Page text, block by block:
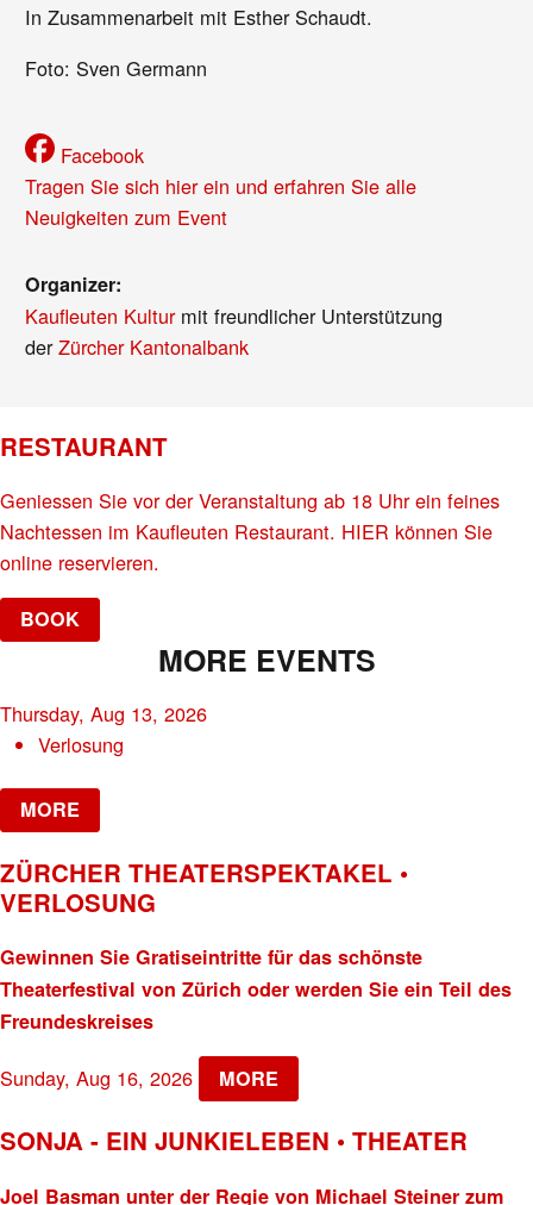
In Zusammenarbeit mit Esther Schaudt.
Foto: Sven Germann
Facebook
Tragen Sie sich hier ein und erfahren Sie alle
Neuigkeiten zum Event
Organizer:
Kaufleuten Kulturmit freundlicher Unterstützung
derZürcher Kantonalbank
RESTAURANT
Geniessen Sie vor der Veranstaltung ab 18 Uhr ein feines
Nachtessen im Kaufleuten Restaurant. HIER können Sie
online reservieren.
BOOK
MORE EVENTS
Thursday, Aug 13, 2026
Verlosung
MORE
ZÜRCHER THEATERSPEKTAKEL •
VERLOSUNG
Gewinnen Sie Gratiseintritte für das schönste
Theaterfestival von Zürich oder werden Sie ein Teil des
Freundeskreises
Sunday, Aug 16, 2026 MORE
SONJA - EIN JUNKIELEBEN • THEATER
Joel Basman unter der Regie von Michael Steiner zum